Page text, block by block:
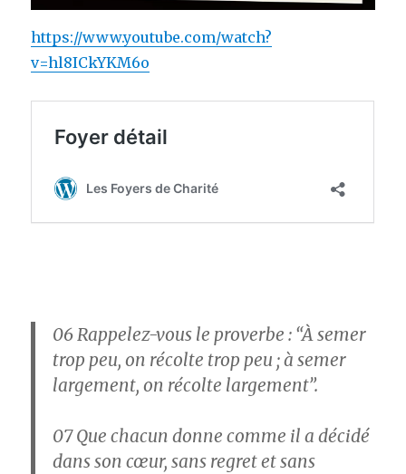
https://www.youtube.com/watch?
v=hl8ICkYKM6o
06Rappelez-vous le proverbe : “À semer
trop peu, on récolte trop peu ; à semer
largement, on récolte largement”.
07Que chacun donne comme il a décidé
dans son cœur, sans regret et sans